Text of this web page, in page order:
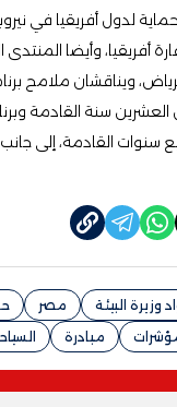
لدول أفريقيا في
وأيضا المنتدى
ويناقشان ملامح
العشرين سنة القادمة
سنوات القادمة، إلى
وزيرة البيئة مصر
مبادرة